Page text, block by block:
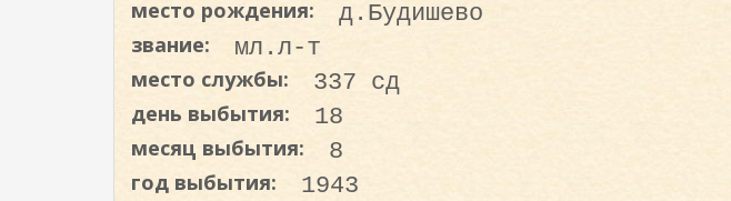
место рождения: д.Будишево
звание: мл.л-т
место службы: 337 сд
день выбытия: 18
месяц выбытия: 8
год выбытия: 1943